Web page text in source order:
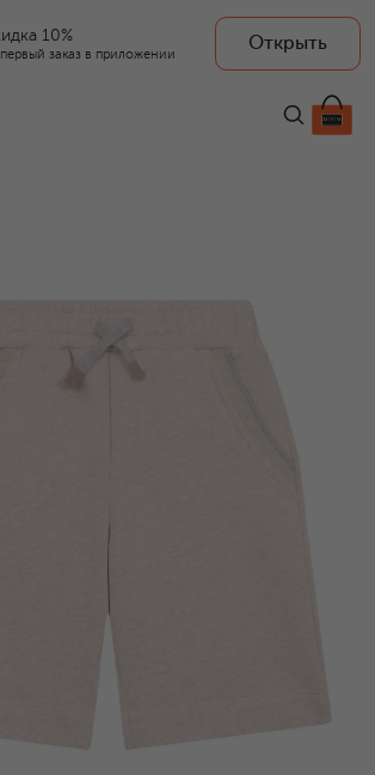
10%
заказ в приложении
Открыть
ELEVENTY
8 995 ₽